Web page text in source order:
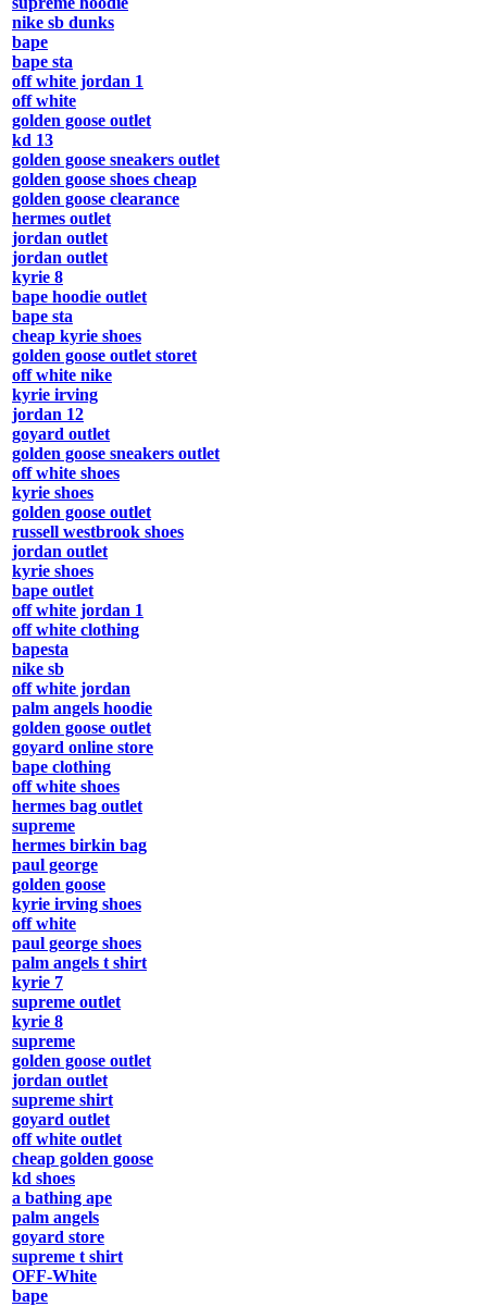
nike sb dunks
bape
bape sta
off white jordan 1
off white
golden goose outlet
kd 13
golden goose sneakers outlet
golden goose shoes cheap
golden goose clearance
hermes outlet
jordan outlet
jordan outlet
kyrie 8
bape hoodie outlet
bape sta
cheap kyrie shoes
golden goose outlet storet
off white nike
kyrie irving
jordan 12
goyard outlet
golden goose sneakers outlet
off white shoes
kyrie shoes
golden goose outlet
russell westbrook shoes
jordan outlet
kyrie shoes
bape outlet
off white jordan 1
off white clothing
bapesta
nike sb
off white jordan
palm angels hoodie
golden goose outlet
goyard online store
bape clothing
off white shoes
hermes bag outlet
supreme
hermes birkin bag
paul george
golden goose
kyrie irving shoes
off white
paul george shoes
palm angels t shirt
kyrie 7
supreme outlet
kyrie 8
supreme
golden goose outlet
jordan outlet
supreme shirt
goyard outlet
off white outlet
cheap golden goose
kd shoes
a bathing ape
palm angels
goyard store
supreme t shirt
OFF-White
bape